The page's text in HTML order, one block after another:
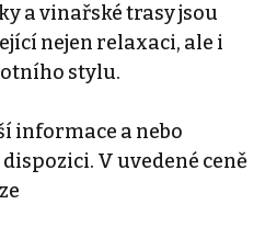
a vinařské trasy jsou
nejen relaxaci, ale i
stylu.
informace a nebo
V uvedené ceně